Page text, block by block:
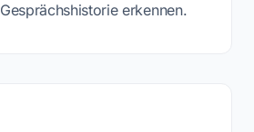
erkennen.